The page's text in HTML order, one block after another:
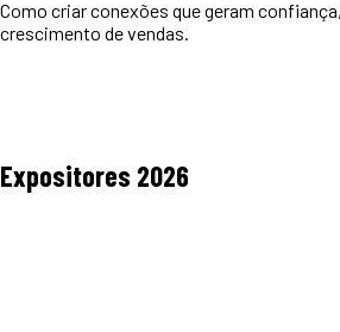
Como criar conexões que geram
crescimento de vendas.
Expositores 2026